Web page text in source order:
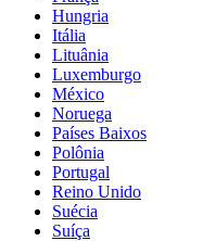
Hungria
Itália
Lituânia
Luxemburgo
México
Noruega
Países Baixos
Polônia
Portugal
Reino Unido
Suécia
Suíça